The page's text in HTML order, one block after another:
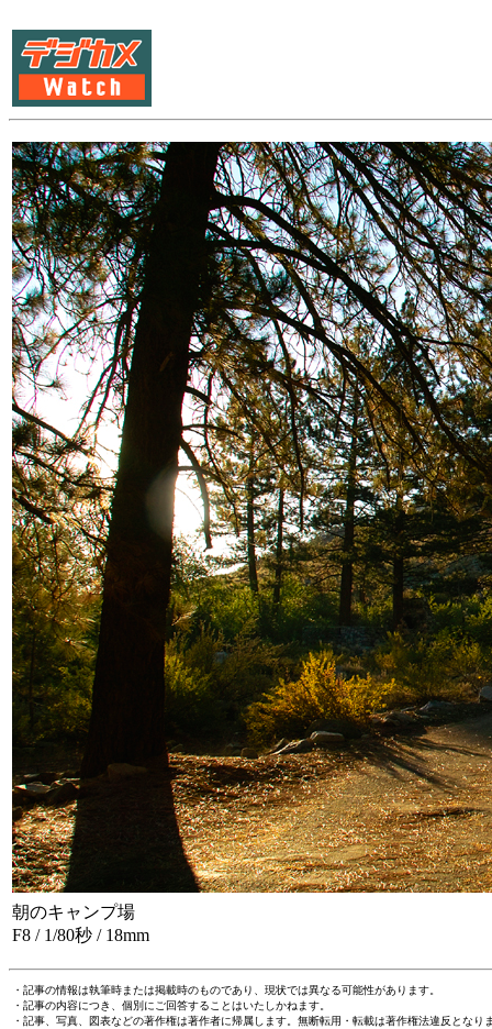
朝のキャンプ場
F8 / 1/80秒 / 18mm
・記事の情報は執筆時または掲載時のものであり、現状では異なる可能性があります。
・記事の内容につき、個別にご回答することはいたしかねます。
・記事、写真、図表などの著作権は著作者に帰属します。無断転用・転載は著作権法違反とな